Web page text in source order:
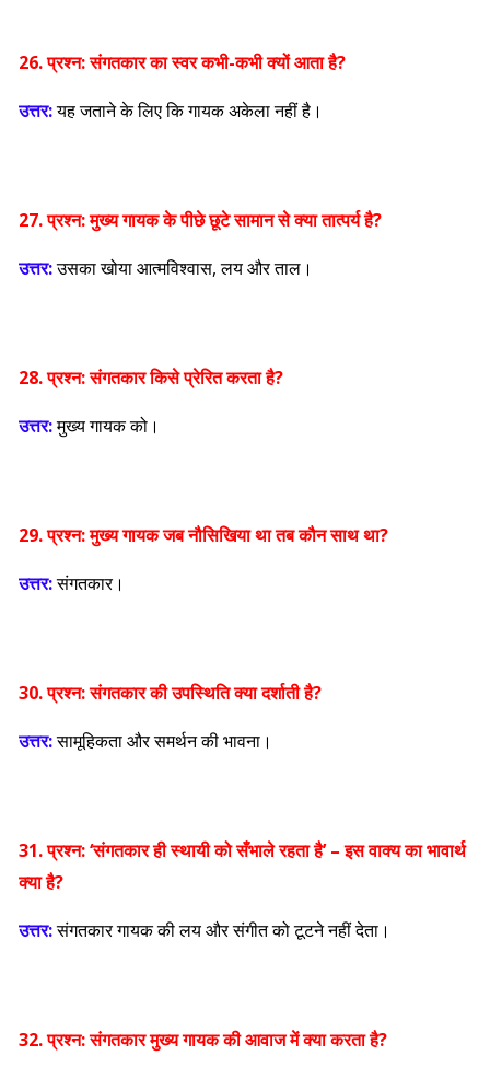
26. प्रश्न:संगतकार का स्वर कभी-कभी क्यों आता है?
उत्तर:यह जताने के लिए कि गायक अकेला नहीं है।
27. प्रश्न:मुख्य गायक के पीछे छूटे सामान से क्या तात्पर्य है?
उत्तर:उसका खोया आत्मविश्वास, लय और ताल।
28. प्रश्न:संगतकार किसे प्रेरित करता है?
उत्तर:मुख्य गायक को।
29. प्रश्न:मुख्य गायक जब नौसिखिया था तब कौन साथ था?
उत्तर:संगतकार।
30. प्रश्न:संगतकार की उपस्थिति क्या दर्शाती है?
उत्तर:सामूहिकता और समर्थन की भावना।
31. प्रश्न:‘संगतकार ही स्थायी को सँभाले रहता है’ – इस वाक्य का भावार्थ
क्या है?
उत्तर:संगतकार गायक की लय और संगीत को टूटने नहीं देता।
32. प्रश्न:संगतकार मुख्य गायक की आवाज में क्या करता है?